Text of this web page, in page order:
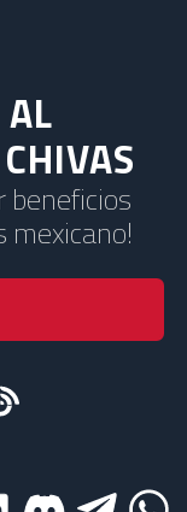
beneficios
mexicano!